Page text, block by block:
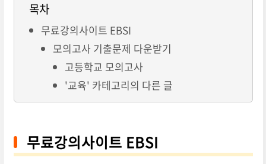
목차
무료강의사이트 EBSI
모의고사 기출문제 다운받기
고등학교 모의고사
'교육' 카테고리의 다른 글
무료강의사이트 EBSI